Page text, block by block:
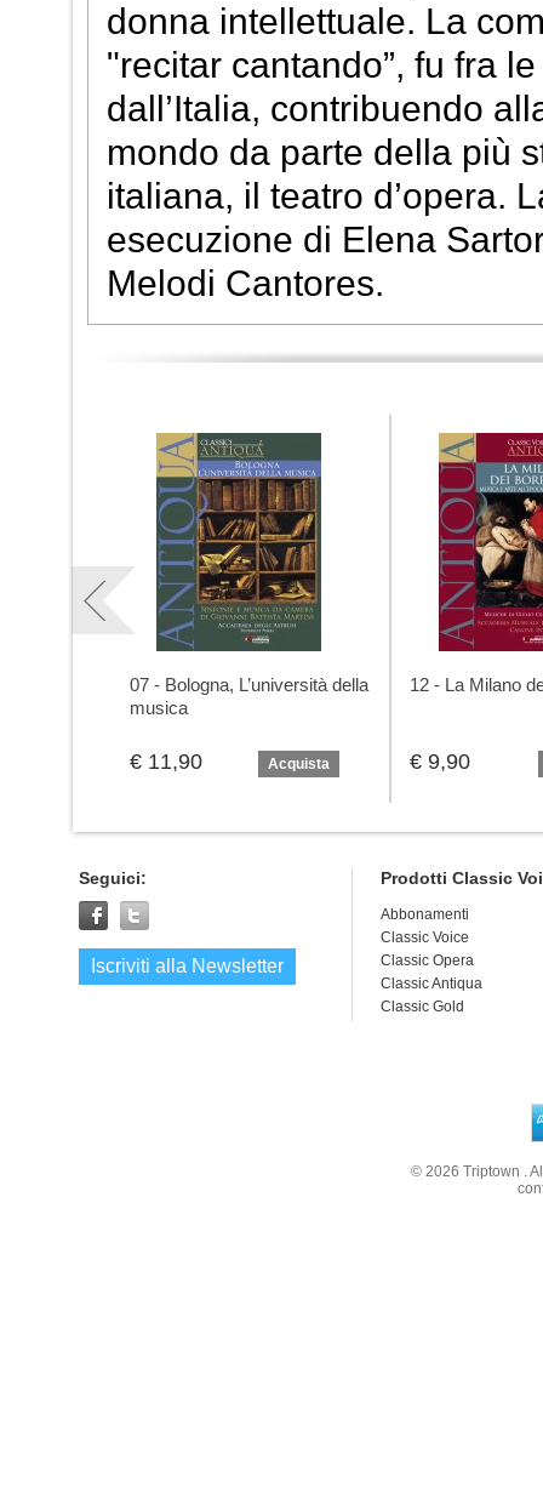
donna intellettuale. La
"recitar cantando”, fu fra
dall’Italia, contribuendo
mondo da parte della più
italiana, il teatro d’opera.
esecuzione di Elena
Melodi Cantores.
07 - Bologna, L’università della
musica
€ 11,90 Acquista
12 - La Milano
€ 9,90
Seguici:
Iscriviti alla Newsletter
Prodotti Classic
Abbonamenti
Classic Voice
Classic Opera
Classic Antiqua
Classic Gold
© 2026Triptown .